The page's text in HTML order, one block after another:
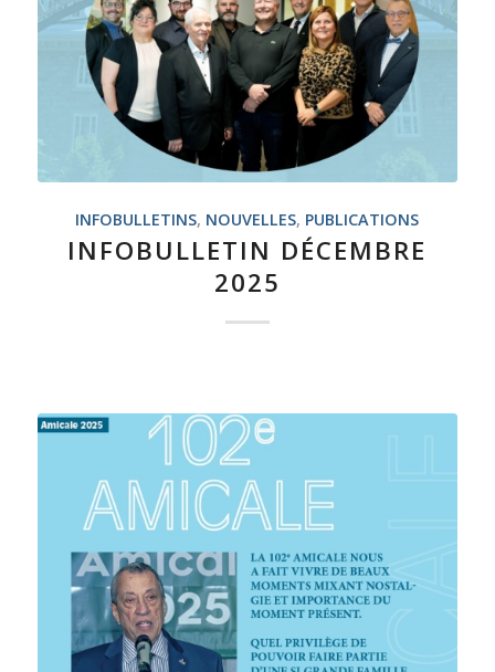
INFOBULLETINS, NOUVELLES, PUBLICATIONS
INFOBULLETIN DÉCEMBRE
2025